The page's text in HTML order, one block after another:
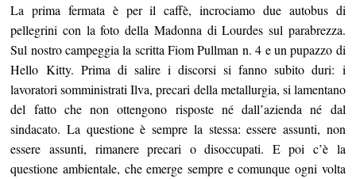
La prima fermata è per il caffè, incrociamo due autobus di
pellegrini con la foto della Madonna di Lourdes sul parabrezza.
Sul nostro campeggia la scritta Fiom Pullman n. 4 e un pupazzo di
Hello Kitty. Prima di salire i discorsi si fanno subito duri: i
lavoratori somministrati Ilva, precari della metallurgia, si lamentano
del fatto che non ottengono risposte né dall’azienda né dal
sindacato. La questione è sempre la stessa: essere assunti, non
essere assunti, rimanere precari o disoccupati. E poi c’è la
questione ambientale, che emerge sempre e comunque ogni volta